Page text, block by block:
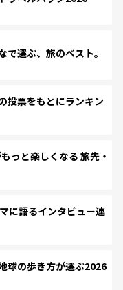
選ぶ、旅のベスト。
票をもとにランキン
っと楽しくなる 旅先・
に語るインタビュー連
球の歩き方が選ぶ2026